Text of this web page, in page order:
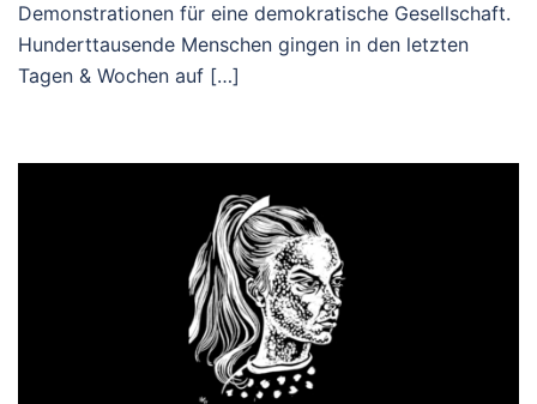
Demonstrationen für eine demokratische Gesellschaft.
Hunderttausende Menschen gingen in den letzten
Tagen & Wochen auf […]